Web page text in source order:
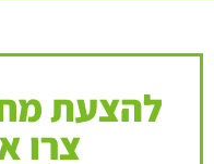
להצעת
צרו